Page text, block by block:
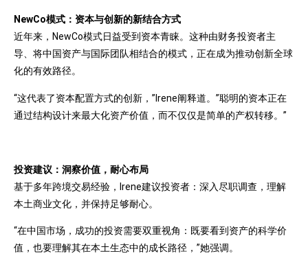
NewCo模式：资本与创新的新结合方式
近年来，NewCo模式日益受到资本青睐。这种由财务投资者主
导、将中国资产与国际团队相结合的模式，正在成为推动创新全球
化的有效路径。
“这代表了资本配置方式的创新，”Irene阐释道。”聪明的资本正在
通过结构设计来最大化资产价值，而不仅仅是简单的产权转移。”
投资建议：洞察价值，耐心布局
基于多年跨境交易经验，Irene建议投资者：深入尽职调查，理解
本土商业文化，并保持足够耐心。
“在中国市场，成功的投资需要双重视角：既要看到资产的科学价
值，也要理解其在本土生态中的成长路径，”她强调。